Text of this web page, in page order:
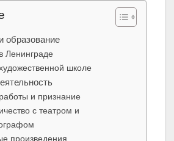
образование
Ленинграде
школе
и признание
с театром и
произведения